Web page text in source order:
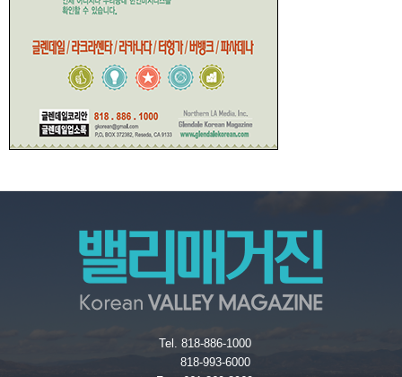
Tel. 818-886-1000
818-993-6000